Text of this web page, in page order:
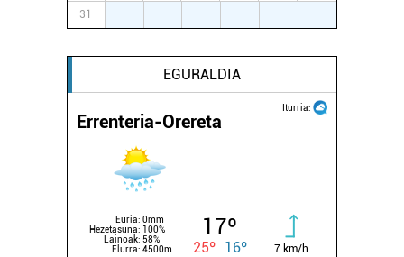
31
EGURALDIA
Iturria:
Errenteria-Orereta
Euria: 0mm
Hezetasuna:
100%
Lainoak: 58%
Elurra: 4500m
17º
25º 16º 7 km/h